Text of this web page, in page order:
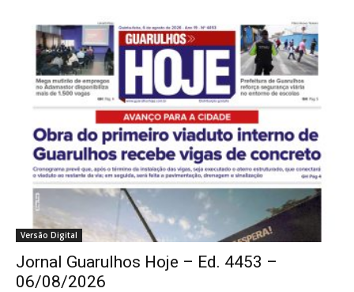
Versão Digital
Jornal Guarulhos Hoje – Ed. 4453 –
06/08/2026